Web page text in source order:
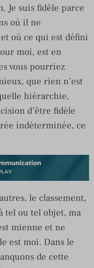
Je suis fidèle parce
où il ne
où ce qui est défini
moi, est en
vous pourriez
que rien n’est
hiérarchie,
d’être fidèle
indéterminée, ce
le classement,
tel ou tel objet, ma
mienne et ne
est moi. Dans le
de cette